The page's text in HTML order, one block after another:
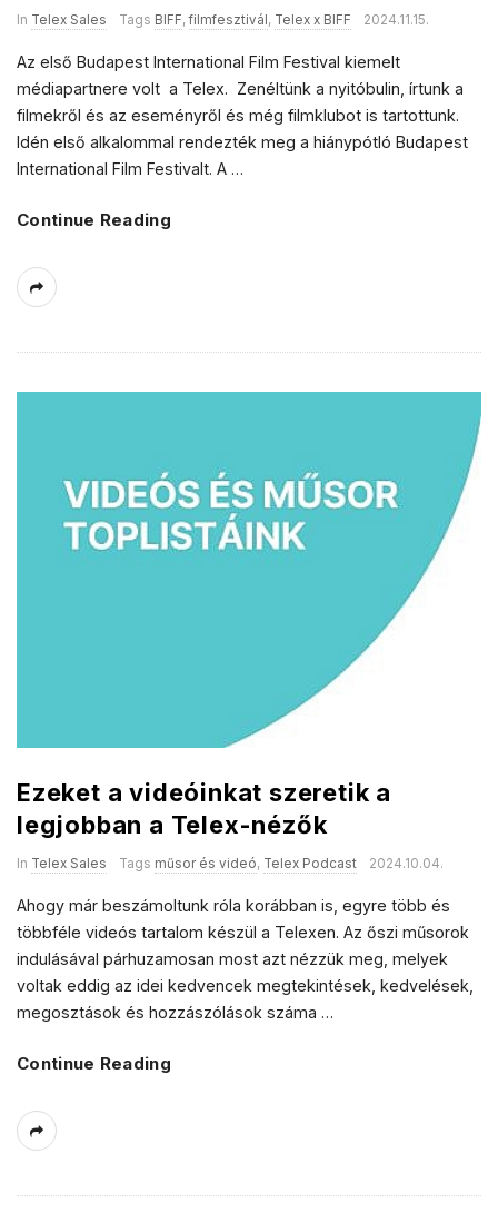
In Telex Sales Tags BIFF,filmfesztivál , Telex x BIFF 2024.11.15.
Az első Budapest International Film Festival kiemelt
médiapartnere volt a Telex. Zenéltünk a nyitóbulin, írtunk a
filmekről és az eseményről és még filmklubot is tartottunk.
Idén első alkalommal rendezték meg a hiánypótló Budapest
International Film Festivalt. A …
Continue Reading
Ezeket a videóinkat szeretik a
legjobban a Telex-nézők
In Telex Sales Tags műsor és videó, Telex Podcast 2024.10.04.
Ahogy már beszámoltunk róla korábban is, egyre több és
többféle videós tartalom készül a Telexen. Az őszi műsorok
indulásával párhuzamosan most azt nézzük meg, melyek
voltak eddig az idei kedvencek megtekintések, kedvelések,
megosztások és hozzászólások száma …
Continue Reading